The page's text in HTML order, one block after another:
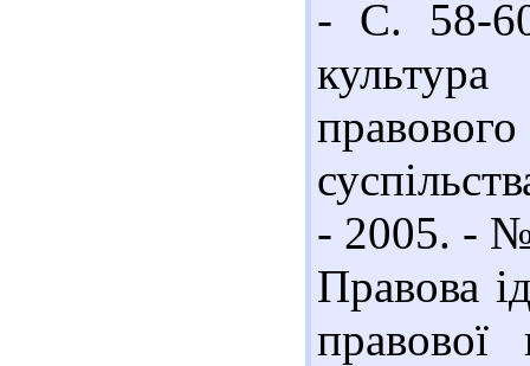
- С. 58-
- 2005. -
Правова
правової